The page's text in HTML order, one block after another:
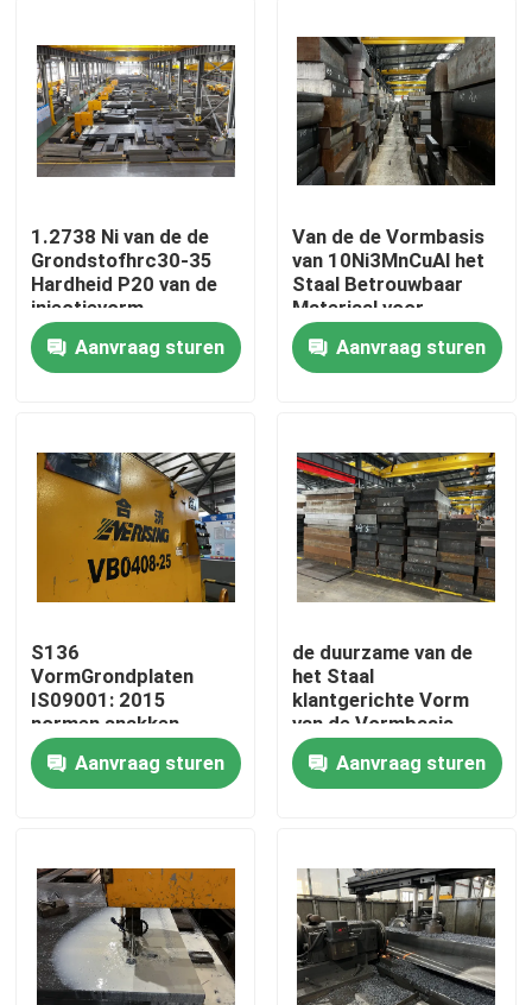
Thuis
Videos
Over ons
Kwaliteitscontrole
Vraag een offerte aan
Standaardvormbasis
De Basissen van de douanevorm
1.2738 Ni van de de
Grondstofhrc30-35
Hardheid P20 van de
injectievorm
Aanvraag sturen
Van de de Vormbasis
van 10Ni3MnCuAl het
Staal Betrouwbaar
Materiaal voor
Injectievormen
Aanvraag sturen
S136
VormGrondplaten
IS09001: 2015
normen snakken
levensduur
Aanvraag sturen
de duurzame van de
het Staal
klantgerichte Vorm
van de Vormbasis
Basis Standaard4cr13
Aanvraag sturen